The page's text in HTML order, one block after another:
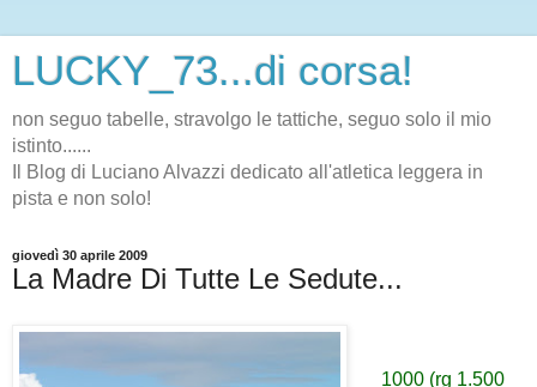
LUCKY_73...di corsa!
non seguo tabelle, stravolgo le tattiche, seguo solo il mio
istinto......
Il Blog di Luciano Alvazzi dedicato all'atletica leggera in
pista e non solo!
giovedì 30 aprile 2009
La Madre Di Tutte Le Sedute...
1000 (rg 1.500